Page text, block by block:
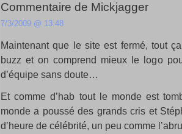
Commentaire de Mickjagger
7/3/2009 @ 13:48
Maintenant que le site est fermé, tout
buzz et on comprend mieux le logo
d’équipe sans doute…
Et comme d’hab tout le monde est
monde a poussé des grands cris et
d’heure de célébrité, un peu comme